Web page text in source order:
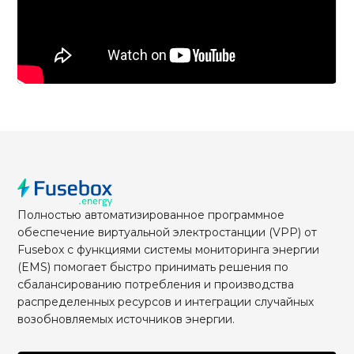
Полностью автоматизированное программное
обеспечение виртуальной электростанции (VPP) от
Fusebox с функциями системы мониторинга энергии
(EMS) помогает быстро принимать решения по
сбалансированию потребления и производства
распределенных ресурсов и интеграции случайных
возобновляемых источников энергии.